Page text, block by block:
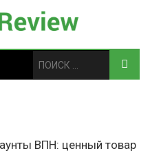
ВПН: ценный товар